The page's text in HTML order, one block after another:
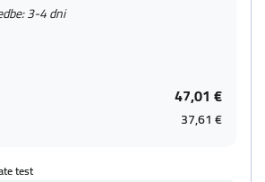
3-4 dni
47,01 €
37,61 €
test